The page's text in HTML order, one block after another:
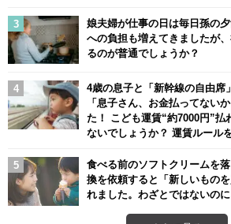
娘夫婦が仕事の日は毎日孫の
への負担も増えてきましたが
るのが普通でしょうか？
4歳の息子と「新幹線の自由席
「息子さん、お金払ってない
た！ こども運賃“約7000円”払
ないでしょうか？ 運賃ルール
食べる前のソフトクリームを
換を依頼すると「新しいもの
れました。わざとではないの